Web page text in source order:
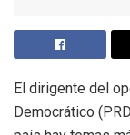
El dirigente del
Democrático